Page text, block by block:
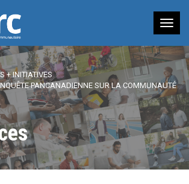
à
+ INITIATIVES
PANCANADIENNE SUR LA COMMUNAUTÉ